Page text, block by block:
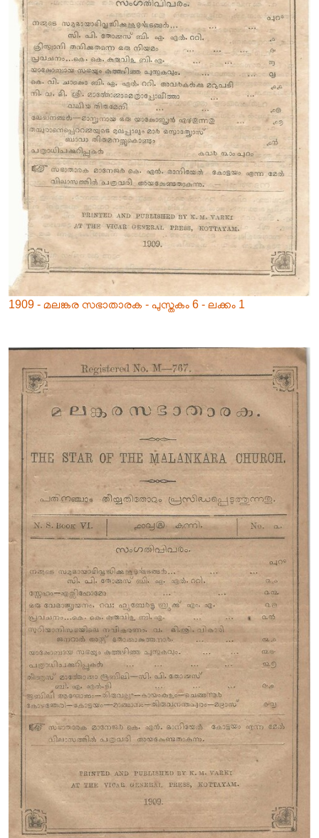
1909 - മലങ്കര സഭാതാരക - പുസ്തകം 6 - ലക്കം 1